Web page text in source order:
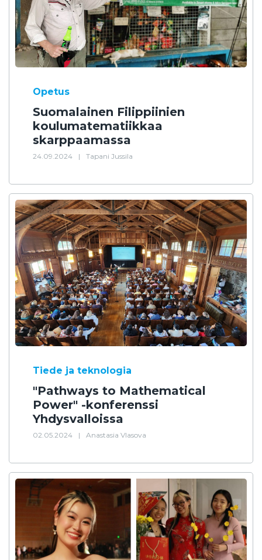
Opetus
Suomalainen Filippiinien
koulumatematiikkaa
skarppaamassa
24.09.2024 | Tapani Jussila
Tiede ja teknologia
"Pathways to Mathematical
Power" -konferenssi
Yhdysvalloissa
02.05.2024 | Anastasia Vlasova